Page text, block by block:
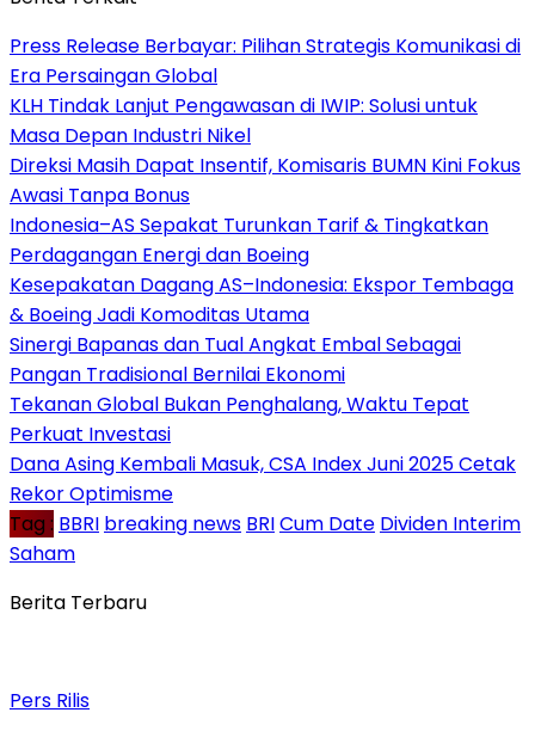
Press Release Berbayar: Pilihan Strategis Komunikasi di
Era Persaingan Global
KLH Tindak Lanjut Pengawasan di IWIP: Solusi untuk
Masa Depan Industri Nikel
Direksi Masih Dapat Insentif, Komisaris BUMN Kini Fokus
Awasi Tanpa Bonus
Indonesia–AS Sepakat Turunkan Tarif & Tingkatkan
Perdagangan Energi dan Boeing
Kesepakatan Dagang AS–Indonesia: Ekspor Tembaga
& Boeing Jadi Komoditas Utama
Sinergi Bapanas dan Tual Angkat Embal Sebagai
Pangan Tradisional Bernilai Ekonomi
Tekanan Global Bukan Penghalang, Waktu Tepat
Perkuat Investasi
Dana Asing Kembali Masuk, CSA Index Juni 2025 Cetak
Rekor Optimisme
Tag : BBRI breaking news BRICum Date Dividen Interim
Saham
Berita Terbaru
Pers Rilis